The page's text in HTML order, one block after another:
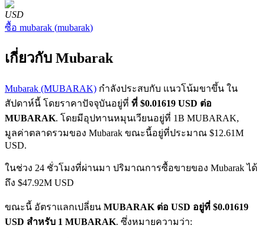
ฟิวเจอร์ส COIN-M
ฟิวเจอร์สสกุลเงินดิจิทัล
อนุพันธ์ของหุ้น ฟอเร็กซ์ โลหะมีค่า และสินค้าโภคภัณฑ์
USD
ซื้อ mubarak (mubarak)
เกี่ยวกับ Mubarak
Mubarak (MUBARAK) กำลังประสบกับ แนวโน้มขาขึ้น ใน
สัปดาห์นี้ โดยราคาปัจจุบันอยู่ที่ ที่ $0.01619 USD ต่อ
MUBARAK. โดยมีอุปทานหมุนเวียนอยู่ที่ 1B MUBARAK,
มูลค่าตลาดรวมของ Mubarak ขณะนี้อยู่ที่ประมาณ $12.61M
USD.
ในช่วง 24 ชั่วโมงที่ผ่านมา ปริมาณการซื้อขายของ Mubarak ได้
ถึง $47.92M USD
ขณะนี้ อัตราแลกเปลี่ยน MUBARAK ต่อ USD อยู่ที่ $0.01619
USD สำหรับ 1 MUBARAK. ซึ่งหมายความว่า: